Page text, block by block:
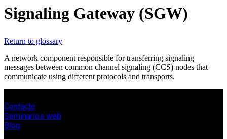
Recursos
Contacto
Corporate
Careers
Partners
Suppliers
Signaling Gateway (SGW)
Return to glossary
A network component responsible for transferring signaling
messages between common channel signaling (CCS) nodes that
communicate using different protocols and transports.
Contacto
Seminarios web
Blog